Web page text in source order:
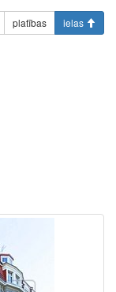
platības ielas